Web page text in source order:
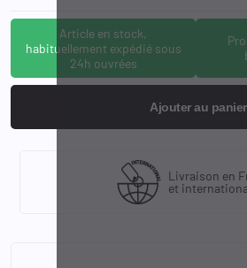
Article en stock,
habituellement expédié sous
24h ouvrées
Ajouter au panier
Livraison en
et